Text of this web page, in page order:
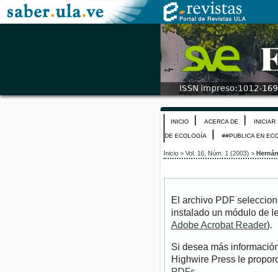
INICIO ACERCA DE INICIAR
DE ECOLOGÍA ##PUBLICA EN
Inicio > Vol. 16, Núm. 1 (2003) >
El archivo PDF
instalado un módulo de
Adobe Acrobat Reader).
Si desea más
Highwire Press le